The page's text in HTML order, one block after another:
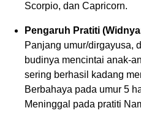
Scorpio, dan Capricorn.
Pengaruh Pratiti
Panjang umur/dirgayusa,
budinya mencintai anak-
sering berhasil kadang
Berbahaya pada umur 5
Meninggal pada pratiti